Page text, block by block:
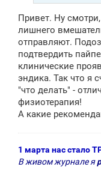
Привет. Ну
лишнего
отправляют.
подтвердить
клинические
эндика. Так что я
"что делать" -
физиотерапия!
А какие
1 марта нас стало
В живом журнале я